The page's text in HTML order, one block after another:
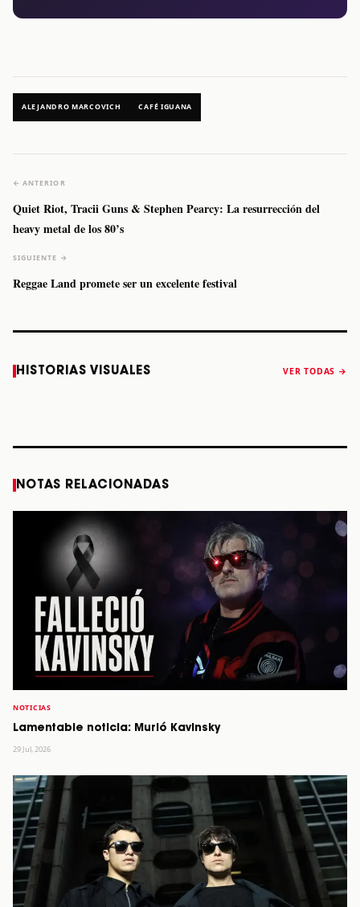
ALEJANDRO MARCOVICH CAFÉ IGUANA
← ANTERIOR
Quiet Riot, Tracii Guns & Stephen Pearcy: La resurrección del
heavy metal de los 80’s
SIGUIENTE →
Reggae Land promete ser un excelente festival
HISTORIAS VISUALES VER TODAS →
Caifanes regresa
a Monterrey el
Fallece Felipe
Staiti, guitarrista
anuncia “Reality
NOTAS RELACIONADAS
NOTICIAS
Lamentable noticia: Murió Kavinsky
29 Jul, 2026